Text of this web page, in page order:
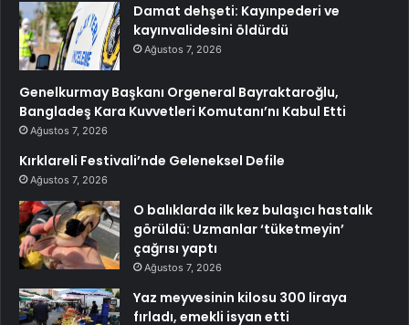
Damat dehşeti: Kayınpederi ve
kayınvalidesini öldürdü
Ağustos 7, 2026
Genelkurmay Başkanı Orgeneral Bayraktaroğlu,
Bangladeş Kara Kuvvetleri Komutanı’nı Kabul Etti
Ağustos 7, 2026
Kırklareli Festivali’nde Geleneksel Defile
Ağustos 7, 2026
O balıklarda ilk kez bulaşıcı hastalık
görüldü: Uzmanlar ‘tüketmeyin’
çağrısı yaptı
Ağustos 7, 2026
Yaz meyvesinin kilosu 300 liraya
fırladı, emekli isyan etti